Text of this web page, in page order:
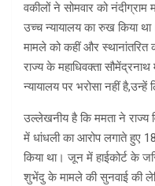
वकीलों ने सोमवार को
उच्च न्यायालय का रुख किया
मामले को कहीं और
राज्य के महाधिवक्ता
न्यायालय पर भरोसा नहीं है,उन्हें
उल्लेखनीय है कि ममता ने राज्य
में धांधली का आरोप लगाते हुए
किया था। जून में हाईकोर्ट के
शुभेंदु के मामले की सुनवाई की